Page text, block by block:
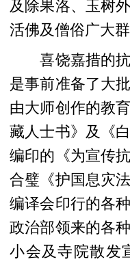
及除果洛、玉树
活佛及僧俗广大群
喜饶嘉措的抗
是事前准备了大
由大师创作的教
藏人士书》及《
编印的《为宣传
合璧《护国息灾
编译会印行的各
政治部领来的各
小会及寺院散发